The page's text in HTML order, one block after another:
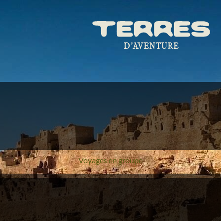
Voyages en groupe